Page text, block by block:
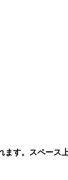
ます。スペース